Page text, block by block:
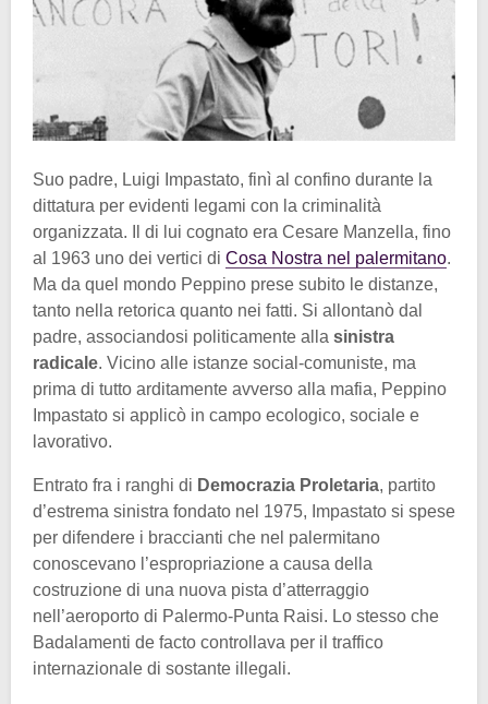
Suo padre, Luigi Impastato, finì al confino durante la
dittatura per evidenti legami con la criminalità
organizzata. Il di lui cognato era Cesare Manzella, fino
al 1963 uno dei vertici di Cosa Nostra nel palermitano.
Ma da quel mondo Peppino prese subito le distanze,
tanto nella retorica quanto nei fatti. Si allontanò dal
padre, associandosi politicamente alla sinistra
radicale. Vicino alle istanze social-comuniste, ma
prima di tutto arditamente avverso alla mafia, Peppino
Impastato si applicò in campo ecologico, sociale e
lavorativo.
Entrato fra i ranghi di Democrazia Proletaria, partito
d’estrema sinistra fondato nel 1975, Impastato si spese
per difendere i braccianti che nel palermitano
conoscevano l’espropriazione a causa della
costruzione di una nuova pista d’atterraggio
nell’aeroporto di Palermo-Punta Raisi. Lo stesso che
Badalamenti de facto controllava per il traffico
internazionale di sostante illegali.